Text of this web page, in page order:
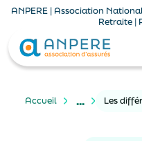
ANPERE | Association
Retraite |
Accueil ...